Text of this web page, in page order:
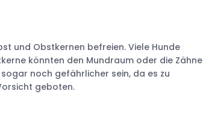
und Obstkernen befreien. Viele Hunde
könnten den Mundraum oder die Zähne
noch gefährlicher sein, da es zu
geboten.